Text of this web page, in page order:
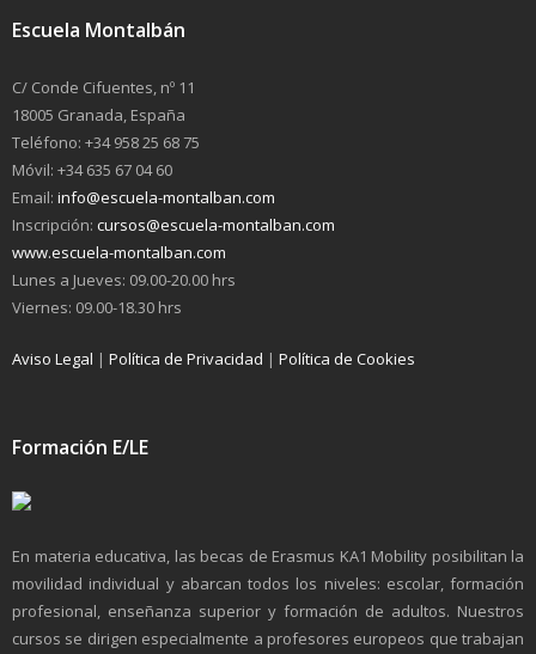
Escuela Montalbán
C/ Conde Cifuentes, nº 11
18005 Granada, España
Teléfono: +34 958 25 68 75
Móvil: +34 635 67 04 60
Email: info@escuela-montalban.com
Inscripción: cursos@escuela-montalban.com
www.escuela-montalban.com
Lunes a Jueves: 09.00-20.00 hrs
Viernes: 09.00-18.30 hrs
Aviso Legal | Política de Privacidad | Política de Cookies
Formación E/LE
En materia educativa, las becas de Erasmus KA1 Mobility posibilitan la
movilidad individual y abarcan todos los niveles: escolar, formación
profesional, enseñanza superior y formación de adultos. Nuestros
cursos se dirigen especialmente a profesores europeos que trabajan